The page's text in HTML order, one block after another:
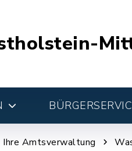
Ihre Amtsverwaltung